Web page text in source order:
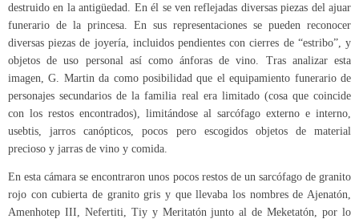
destruido en la antigüedad. En él se ven reflejadas diversas piezas del ajuar
funerario de la princesa. En sus representaciones se pueden reconocer
diversas piezas de joyería, incluidos pendientes con cierres de “estribo”, y
objetos de uso personal así como ánforas de vino. Tras analizar esta
imagen, G. Martin da como posibilidad que el equipamiento funerario de
personajes secundarios de la familia real era limitado (cosa que coincide
con los restos encontrados), limitándose al sarcófago externo e interno,
usebtis, jarros canópticos, pocos pero escogidos objetos de material
precioso y jarras de vino y comida.
En esta cámara se encontraron unos pocos restos de un sarcófago de granito
rojo con cubierta de granito gris y que llevaba los nombres de Ajenatón,
Amenhotep III, Nefertiti, Tiy y Meritatón junto al de Meketatón, por lo